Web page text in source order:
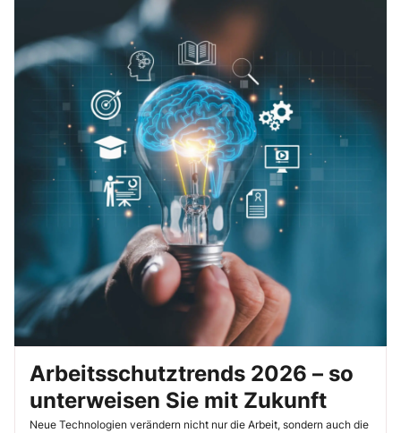
Arbeitsschutztrends 2026 – so
unterweisen Sie mit Zukunft
Neue Technologien verändern nicht nur die Arbeit, sondern auch die